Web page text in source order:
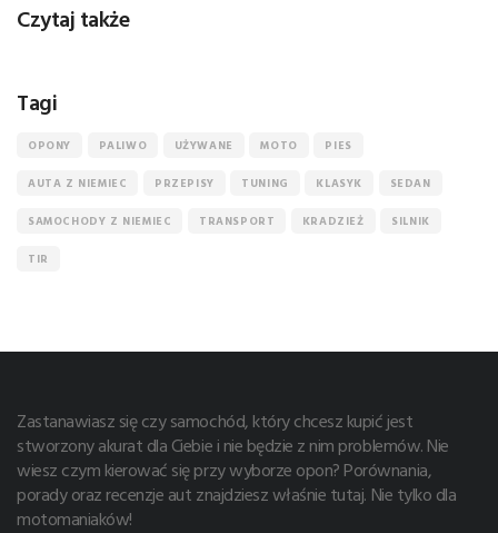
Czytaj także
Tagi
OPONY PALIWO UŻYWANE MOTO PIES
AUTA Z NIEMIEC PRZEPISY TUNING KLASYK SEDAN
SAMOCHODY Z NIEMIEC TRANSPORT KRADZIEŻ SILNIK
TIR
Zastanawiasz się czy samochód, który chcesz kupić jest
stworzony akurat dla Ciebie i nie będzie z nim problemów. Nie
wiesz czym kierować się przy wyborze opon? Porównania,
porady oraz recenzje aut znajdziesz właśnie tutaj. Nie tylko dla
motomaniaków!